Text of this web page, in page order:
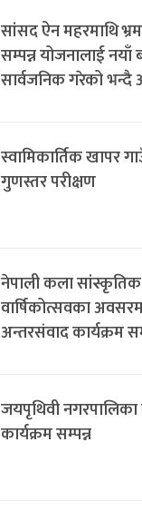
सांसद ऐन महरमाथि
सम्पन्न योजनालाई
सार्वजनिक गरेको
स्वामिकार्तिक खापर
गुणस्तर परीक्षण
नेपाली कला सांस्कृतिक
वार्षिकोत्सवका
अन्तरसंवाद कार्यक्रम
जयपृथिवी नगरपालिका
कार्यक्रम सम्पन्न